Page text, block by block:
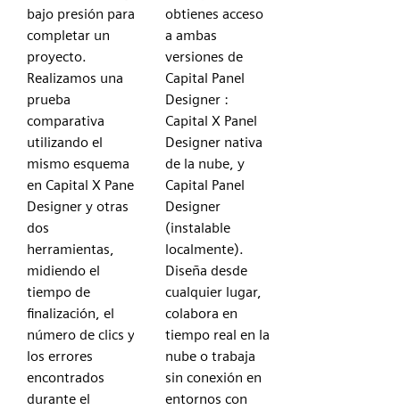
bajo presión para
completar un
proyecto.
Realizamos una
prueba
comparativa
utilizando el
mismo esquema
en Capital X Panel
Designer y otras
dos
herramientas,
midiendo el
tiempo de
finalización, el
número de clics y
los errores
encontrados
durante el
obtienes acceso
a ambas
versiones de
Capital Panel
Designer :
Capital X Panel
Designer nativa
de la nube, y
Capital Panel
Designer
(instalable
localmente).
Diseña desde
cualquier lugar,
colabora en
tiempo real en la
nube o trabaja
sin conexión en
entornos con